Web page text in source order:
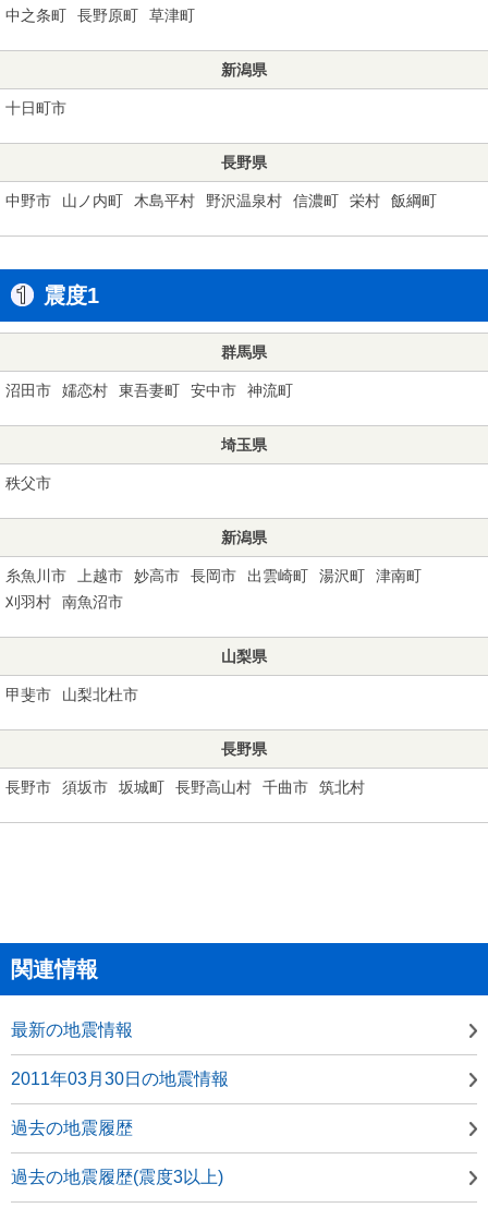
中之条町 長野原町 草津町
新潟県
十日町市
長野県
中野市 山ノ内町 木島平村 野沢温泉村 信濃町 栄村 飯綱町
震度1
群馬県
沼田市 嬬恋村 東吾妻町 安中市 神流町
埼玉県
秩父市
新潟県
糸魚川市 上越市 妙高市 長岡市 出雲崎町 湯沢町
津南町
刈羽村
南魚沼市
山梨県
甲斐市 山梨北杜市
長野県
長野市 須坂市 坂城町 長野高山村 千曲市 筑北村
関連情報
最新の地震情報
2011年03月30日の地震情報
過去の地震履歴
過去の地震履歴(震度3以上)